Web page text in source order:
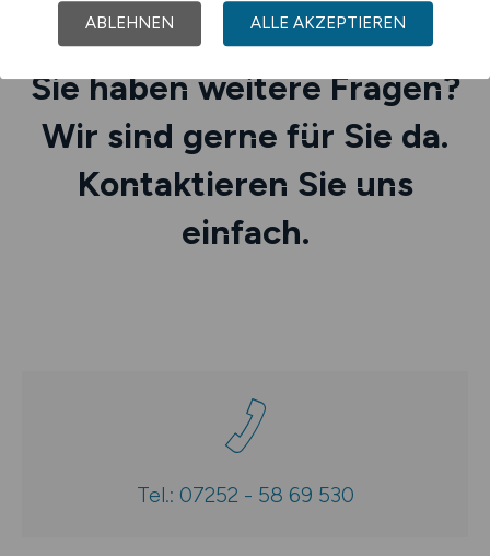
Sie haben weitere Fragen?
Wir sind gerne für Sie da.
Kontaktieren Sie uns
einfach.
Tel.: 07252 - 58 69 530
ABLEHNEN ALLE AKZEPTIEREN